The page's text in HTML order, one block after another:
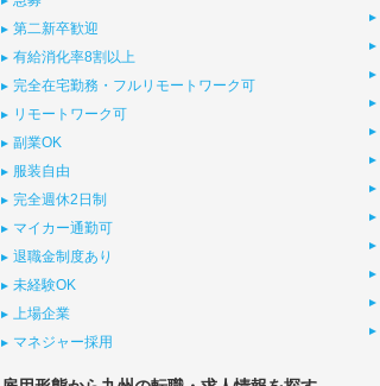
第二新卒歓迎
有給消化率8割以上
完全在宅勤務・フルリモートワーク可
リモートワーク可
副業OK
服装自由
完全週休2日制
マイカー通勤可
退職金制度あり
未経験OK
上場企業
マネジャー採用